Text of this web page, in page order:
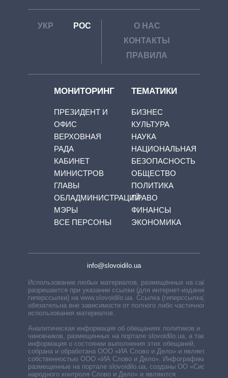
УКР РОС
О НАС
КОНТАКТЫ
ПРАВИЛА
МОНИТОРИНГ
ПРЕЗИДЕНТ И
ОФИС
ВЕРХОВНАЯ
РАДА
КАБИНЕТ
МИНИСТРОВ
ГЛАВЫ
ОБЛАДМИНИСТРАЦИЙ
МЭРЫ
ВСЕ ПЕРСОНЫ
ТЕМАТИКИ
БИЗНЕС
КУЛЬТУРА
НАУКА
НАЦИОНАЛЬНАЯ
БЕЗОПАСНОСТЬ
ОБЩЕСТВО
ПОЛИТИКА
ПРАВО
ФИНАНСЫ
ЭКОНОМИКА
info@slovoidilo.ua
Использование любых материалов, размещённых на сайте,
разрешается при указании ссылки (для интернет-изданий —
гиперссылки) на www.slovoidilo.ua. Ссылка (гиперссылка)
обязательна вне зависимости от полного либо частичного
использования материалов.
Аналитическая информация об обещаниях политиков и
чиновников, размещенных на портале slovoidilo.ua, а также
информация о состоянии выполнения этих обещаний,
собрана и обработана ООО «ИА Слово и Дело» и является
собственностью ООО «ИА Слово и Дело». Инфографики,
размещенные на портале slovoidilo.ua, созданы ОО «Система
народного контроля Слово и Дело» и являются